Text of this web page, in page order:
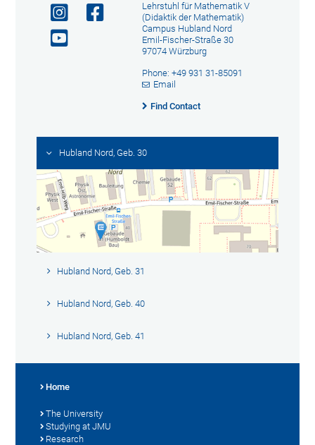
Lehrstuhl für Mathematik V
(Didaktik der Mathematik)
Campus Hubland Nord
Emil-Fischer-Straße 30
97074 Würzburg
Phone: +49 931 31-85091
Email
Find Contact
Hubland Nord, Geb. 30
Hubland Nord, Geb. 31
Hubland Nord, Geb. 40
Hubland Nord, Geb. 41
Home
The University
Studying at JMU
Research